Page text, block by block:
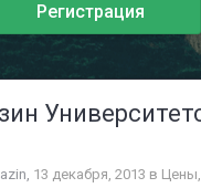
Регистрация
, 13 декабря, 2013 в